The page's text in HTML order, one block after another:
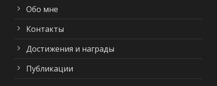
Обо мне
Контакты
Достижения и награды
Публикации